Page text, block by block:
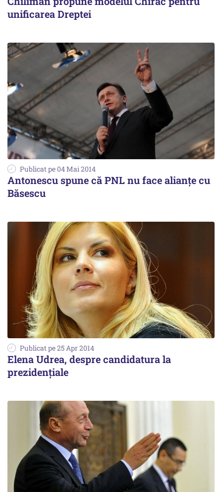
unificarea Dreptei
Publicat pe 04 Mai 2014
Antonescu spune că PNL nu face alianțe cu
Băsescu
Publicat pe 25 Apr 2014
Elena Udrea, despre candidatura la
prezidențiale